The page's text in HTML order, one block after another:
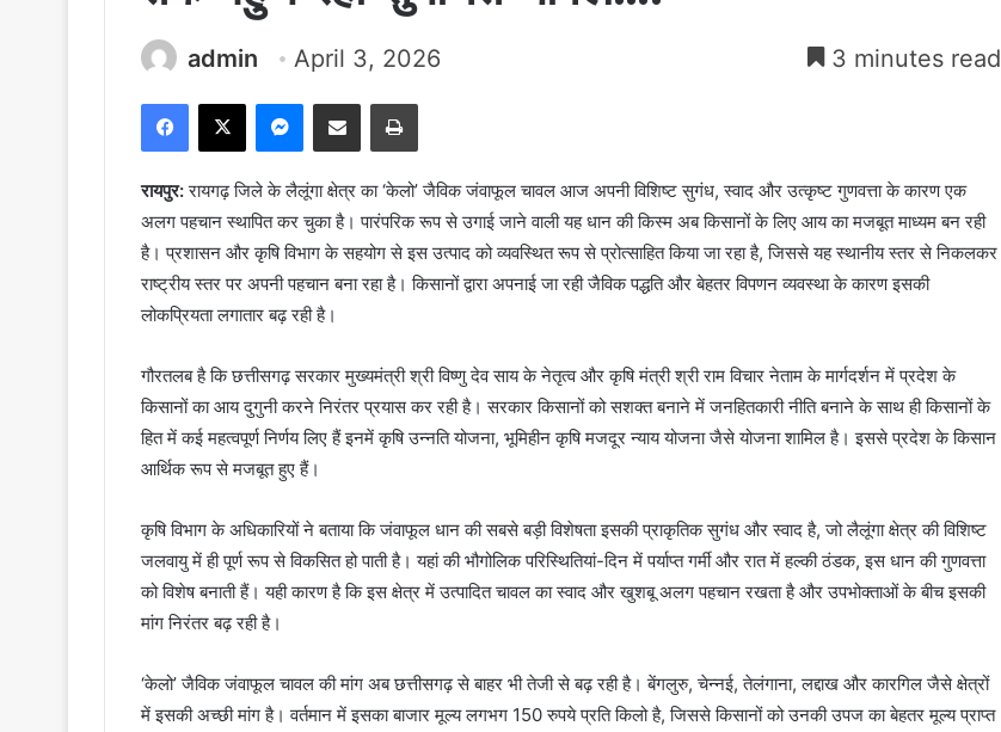
admin April 3, 2026 3 minutes read
Facebook
X Messenger
Share via Email Print
रायपुर:रायगढ़ जिले के लैलूंगा क्षेत्र का ‘केलो’ जैविक जंवाफूल चावल आज अपनी विशिष्ट सुगंध, स्वाद और उत्कृष्ट गुणवत्ता के कारण एक
अलग पहचान स्थापित कर चुका है। पारंपरिक रूप से उगाई जाने वाली यह धान की किस्म अब किसानों के लिए आय का मजबूत माध्यम बन रही
है। प्रशासन और कृषि विभाग के सहयोग से इस उत्पाद को व्यवस्थित रूप से प्रोत्साहित किया जा रहा है, जिससे यह स्थानीय स्तर से निकलकर
राष्ट्रीय स्तर पर अपनी पहचान बना रहा है। किसानों द्वारा अपनाई जा रही जैविक पद्धति और बेहतर विपणन व्यवस्था के कारण इसकी
लोकप्रियता लगातार बढ़ रही है।
गौरतलब है कि छत्तीसगढ़ सरकार मुख्यमंत्री श्री विष्णु देव साय के नेतृत्व और कृषि मंत्री श्री राम विचार नेताम के मार्गदर्शन में प्रदेश के
किसानों का आय दुगुनी करने निरंतर प्रयास कर रही है। सरकार किसानों को सशक्त बनाने में जनहितकारी नीति बनाने के साथ ही किसानों के
हित में कई महत्वपूर्ण निर्णय लिए हैं इनमें कृषि उन्नति योजना, भूमिहीन कृषि मजदूर न्याय योजना जैसे योजना शामिल है। इससे प्रदेश के किसान
आर्थिक रूप से मजबूत हुए हैं।
कृषि विभाग के अधिकारियों ने बताया कि जंवाफूल धान की सबसे बड़ी विशेषता इसकी प्राकृतिक सुगंध और स्वाद है, जो लैलूंगा क्षेत्र की विशिष्ट
जलवायु में ही पूर्ण रूप से विकसित हो पाती है। यहां की भौगोलिक परिस्थितियां-दिन में पर्याप्त गर्मी और रात में हल्की ठंडक, इस धान की गुणवत्ता
को विशेष बनाती हैं। यही कारण है कि इस क्षेत्र में उत्पादित चावल का स्वाद और खुशबू अलग पहचान रखता है और उपभोक्ताओं के बीच इसकी
मांग निरंतर बढ़ रही है।
‘केलो’ जैविक जंवाफूल चावल की मांग अब छत्तीसगढ़ से बाहर भी तेजी से बढ़ रही है। बेंगलुरु, चेन्नई, तेलंगाना, लद्दाख और कारगिल जैसे क्षेत्रों
में इसकी अच्छी मांग है। वर्तमान में इसका बाजार मूल्य लगभग 150 रुपये प्रति किलो है, जिससे किसानों को उनकी उपज का बेहतर मूल्य प्राप्त